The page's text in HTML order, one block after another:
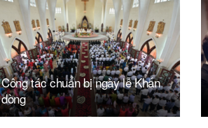
Công tác chuẩn bị ngày lễ Khấn
dòng